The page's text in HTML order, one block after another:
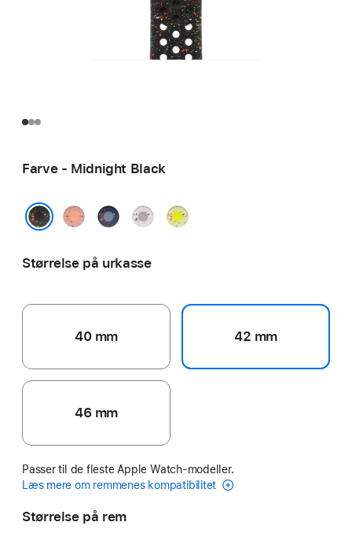
Farve - Midnight Black
Alpenglow
Blue
VeiledVolt
Størrelse på urkasse
40 mm 42 mm
46 mm
Passer til de fleste Apple Watch-modeller.
Læs mere om remmenes kompatibilitet
Størrelse på rem